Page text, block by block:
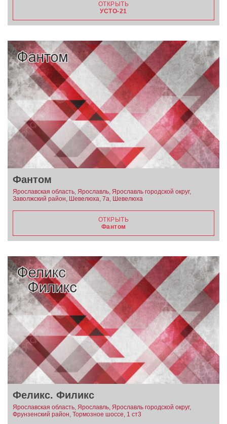
ОТКРЫТЬ
УСТО-21
Фантом
Ярославская область, Ярославль, Ярославль городской округ,
Заволжский район, Шевелюха, 7а, Шевелюха
ОТКРЫТЬ
Фантом
Феликс. Филикс
Ярославская область, Ярославль, Ярославль городской округ,
Фрунзенский район, Тормозное шоссе, 1 ст3